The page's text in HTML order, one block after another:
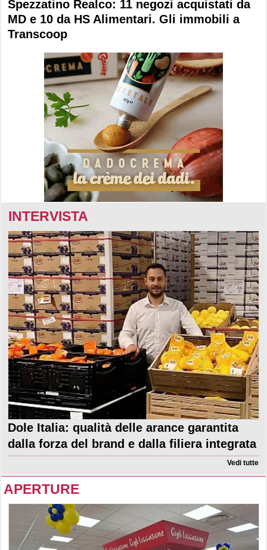
Spezzatino Realco: 11 negozi acquistati da
MD e 10 da HS Alimentari. Gli immobili a
Transcoop
INTERVISTA
Dole Italia: qualità delle arance garantita
dalla forza del brand e dalla filiera integrata
Vedi tutte
APERTURE